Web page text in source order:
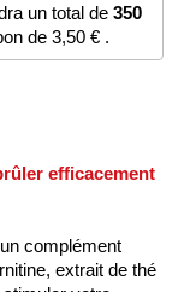
un total de 350
de 3,50 € .
efficacement
complément
extrait de thé